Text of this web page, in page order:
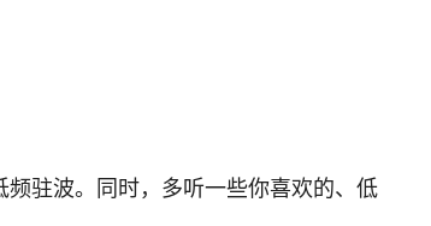
驻波。同时，多听一些你喜欢的、低